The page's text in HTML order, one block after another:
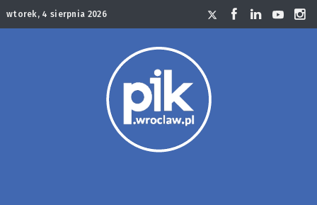
wtorek, 4 sierpnia 2026